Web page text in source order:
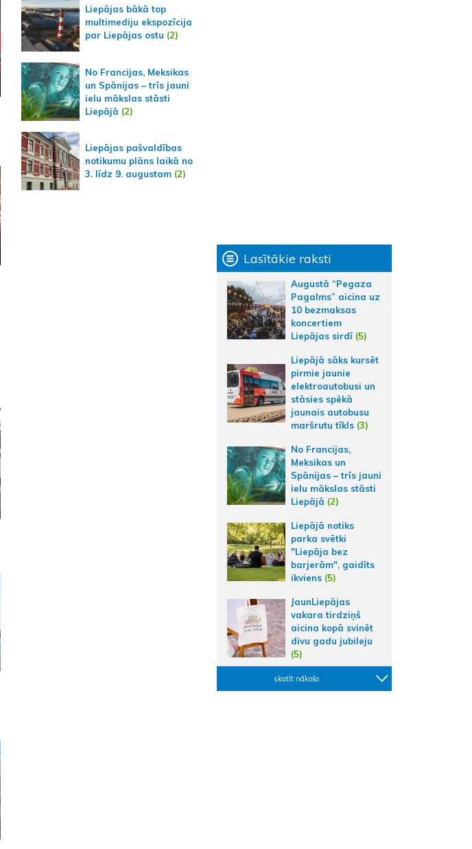
Liepājas bākā top
multimediju ekspozīcija
par Liepājas ostu (2)
No Francijas, Meksikas
un Spānijas – trīs jauni
ielu mākslas stāsti
Liepājā (2)
Liepājas pašvaldības
notikumu plāns laikā no
3. līdz 9. augustam (2)
Lasītākie raksti
Augustā “Pegaza
Pagalms” aicina uz
10 bezmaksas
koncertiem
Liepājas sirdī (5)
Liepājā sāks kursēt
pirmie jaunie
elektroautobusi un
stāsies spēkā
jaunais autobusu
maršrutu tīkls (3)
No Francijas,
Meksikas un
Spānijas – trīs jauni
ielu mākslas stāsti
Liepājā (2)
Liepājā notiks
parka svētki
"Liepāja bez
barjerām", gaidīts
ikviens (5)
JaunLiepājas
vakara tirdziņš
aicina kopā svinēt
divu gadu jubileju
(5)
skatīt nākošo